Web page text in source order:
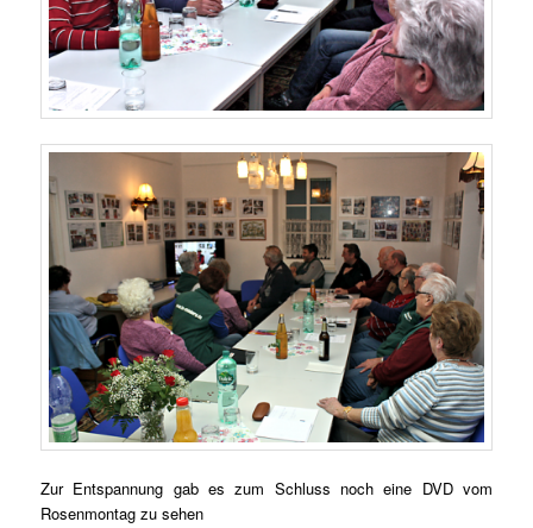
Zur Entspannung gab es zum Schluss noch eine DVD vom
Rosenmontag zu sehen